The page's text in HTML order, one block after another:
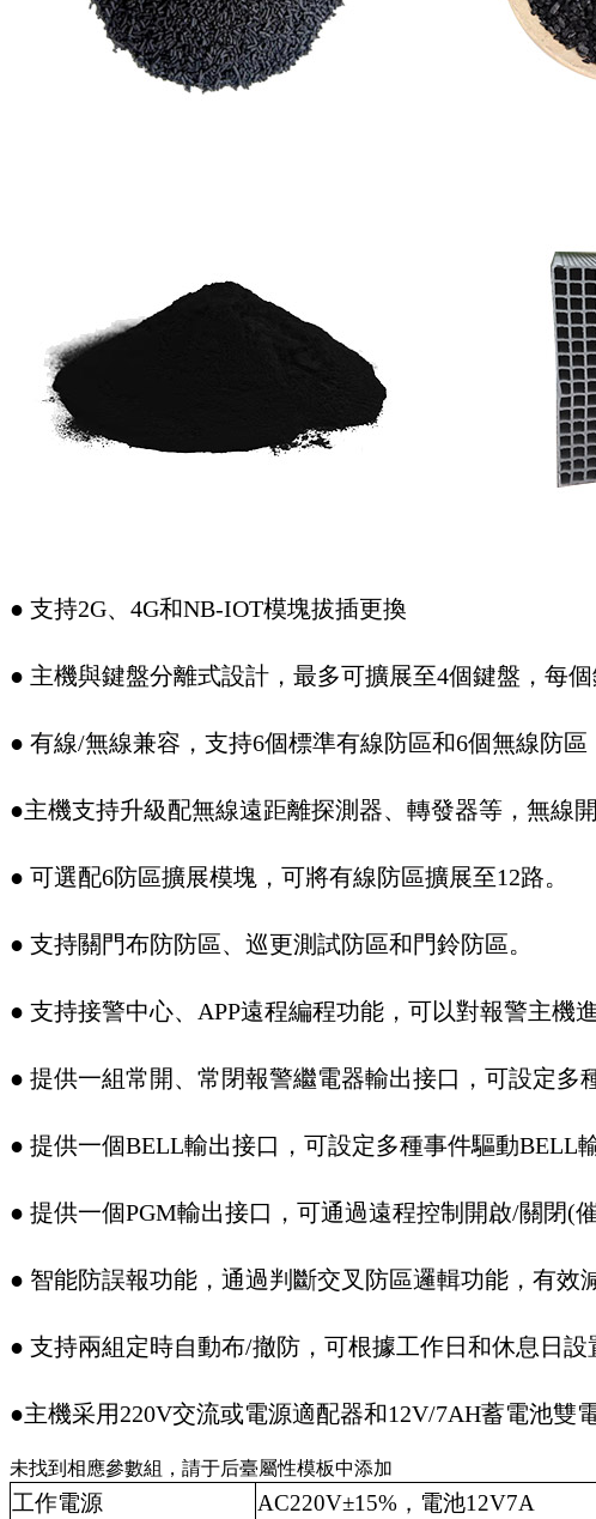
● 支持2G、4G和NB-IOT模塊拔插更換
● 主機與鍵盤分離式設計，最多可擴展至4個鍵盤，每個
● 有線/無線兼容，支持6個標準有線防區和6個無線防
●主機支持升級配無線遠距離探測器、轉發器等，無線
● 可選配6防區擴展模塊，可將有線防區擴展至12路。
● 支持關門布防防區、巡更測試防區和門鈴防區。
● 支持接警中心、APP遠程編程功能，可以對報警主機
● 提供一組常開、常閉報警繼電器輸出接口，可設定多
● 提供一個BELL輸出接口，可設定多種事件驅動BELL輸
● 提供一個PGM輸出接口，可通過遠程控制開啟/關閉(
● 智能防誤報功能，通過判斷交叉防區邏輯功能，有效
● 支持兩組定時自動布/撤防，可根據工作日和休息日
●主機采用220V交流或電源適配器和12V/7AH蓄電池雙
未找到相應參數組，請于后臺屬性模板中添加
工作電源 AC220V±15%，電池12V7A